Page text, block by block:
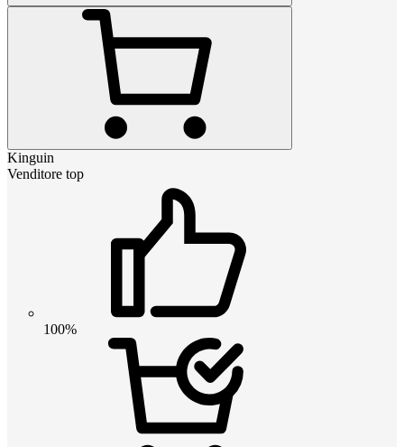
Kinguin
Venditore top
100%